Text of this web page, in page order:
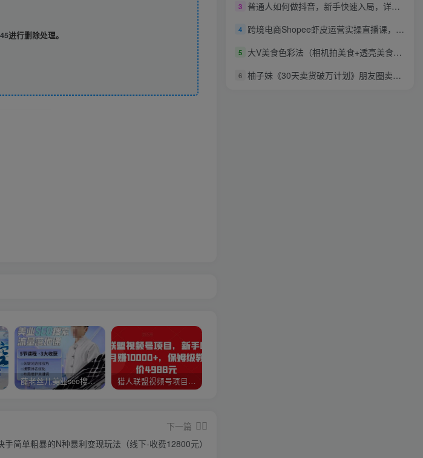
进行删除处理。
薛老丝儿美业seo搜索流量落地课，一周暴涨20w粉丝，全干货讲解 猎人联盟视频号项目，新手0基础轻松月赚10000+，保姆级教程原价4988元
下一篇
手简单粗暴的N种暴利变现玩法（线下-收费12800元）
3 普通人如何做抖音，新手快速入局，详细功略，无绿幕直播间搭建，带你快速成交变现
4 跨境电商Shopee虾皮运营实操直播课，从零开始学，入门到精通（10节系统课）
5 大V美食色彩法（相机拍美食+透亮美食灯光+电脑剪映调色），教你用相机拍出高级感的美食画面
6 柚子妹《30天卖货破万计划》朋友圈卖货大课